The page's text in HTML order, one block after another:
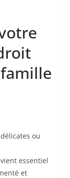
ou
essentiel
et